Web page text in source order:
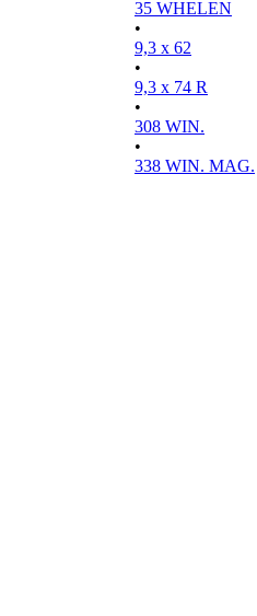
35 WHELEN
•
9,3 x 62
•
9,3 x 74 R
•
308 WIN.
•
338 WIN. MAG.